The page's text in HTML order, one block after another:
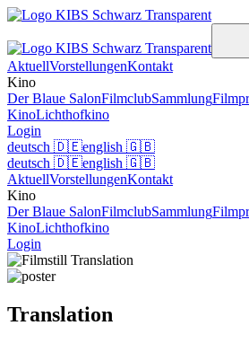
AktuellVorstellungenKontakt
Kino
Der Blaue SalonFilmclubSammlung
KinoLichthofkino
Login
deutsch 🇩🇪english 🇬🇧
deutsch 🇩🇪english 🇬🇧
AktuellVorstellungenKontakt
Kino
Der Blaue SalonFilmclubSammlung
KinoLichthofkino
Login
Translation